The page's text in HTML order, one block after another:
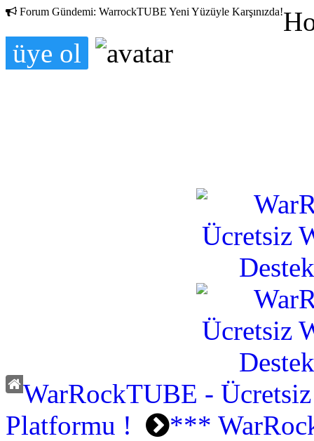
Forum Gündemi: WarrockTUBE Yeni Yüzüyle Karşınızda!
üye ol
WarRockTUBE -
Platformu !
***